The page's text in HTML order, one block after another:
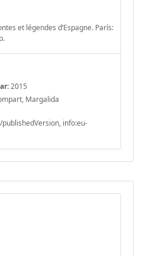
et légendes d’Espagne. París:
2015
Margalida
info:eu-